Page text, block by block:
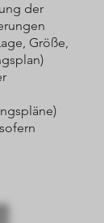
der
Größe,